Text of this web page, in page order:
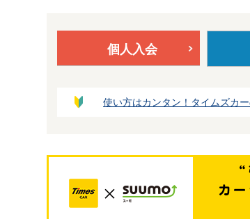
個人入会
使い方はカンタン！タイムズカ